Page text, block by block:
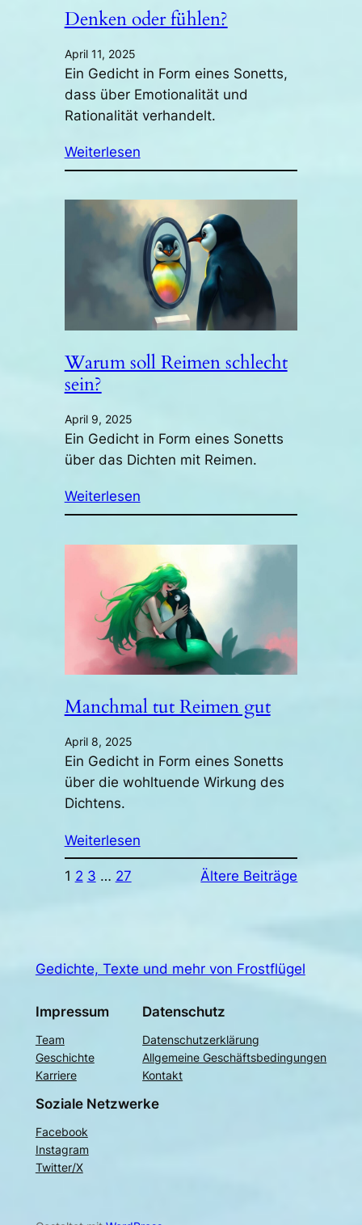
Denken oder fühlen?
April 11, 2025
Ein Gedicht in Form eines Sonetts,
dass über Emotionalität und
Rationalität verhandelt.
Weiterlesen
Warum soll Reimen schlecht
sein?
April 9, 2025
Ein Gedicht in Form eines Sonetts
über das Dichten mit Reimen.
Weiterlesen
Manchmal tut Reimen gut
April 8, 2025
Ein Gedicht in Form eines Sonetts
über die wohltuende Wirkung des
Dichtens.
Weiterlesen
1 2 3 … 27 Ältere Beiträge
Gedichte, Texte und mehr von Frostflügel
Impressum
Team
Geschichte
Karriere
Datenschutz
Datenschutzerklärung
Allgemeine Geschäftsbedingungen
Kontakt
Soziale Netzwerke
Facebook
Instagram
Twitter/X